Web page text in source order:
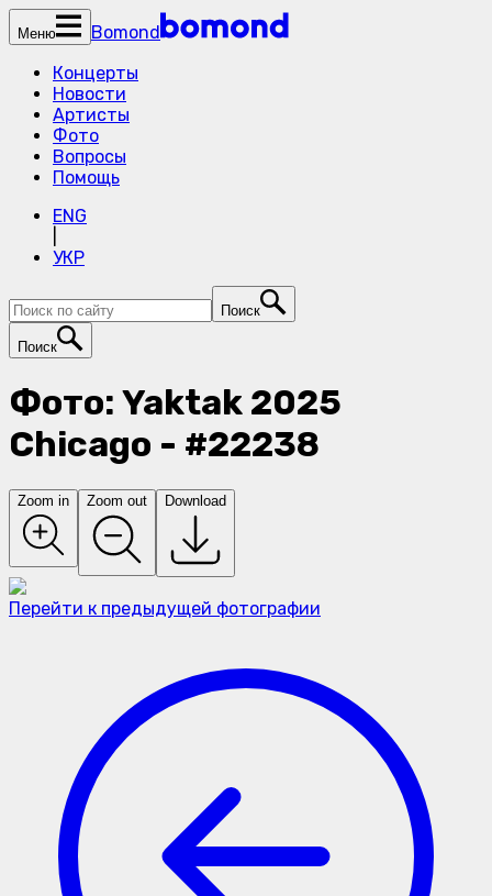
Меню
Bomond
Концерты
Новости
Артисты
Фото
Вопросы
Помощь
ENG
УКР
Поиск
Поиск
Фото: Yaktak 2025
Chicago - #22238
Zoom in Zoom out Download
Перейти к предыдущей фотографии